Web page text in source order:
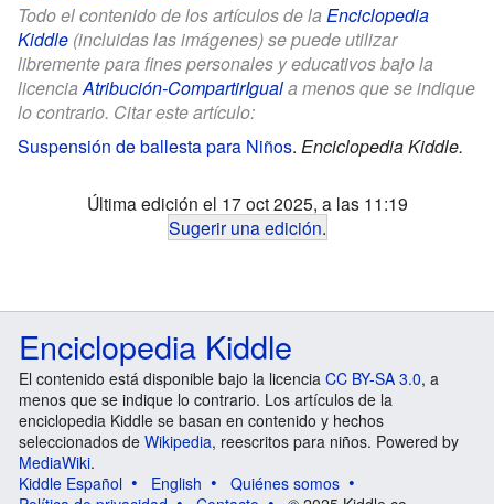
Todo el contenido de los artículos de la Enciclopedia
Kiddle (incluidas las imágenes) se puede utilizar
libremente para fines personales y educativos bajo la
licenciaAtribución-CompartirIguala menos que se indique
lo contrario. Citar este artículo:
Suspensión de ballesta para Niños. Enciclopedia Kiddle.
Última edición el 17 oct 2025, a las 11:19
Sugerir una edición.
Enciclopedia Kiddle
El contenido está disponible bajo la licencia CC BY-SA 3.0, a
menos que se indique lo contrario. Los artículos de la
enciclopedia Kiddle se basan en contenido y hechos
seleccionados de Wikipedia, reescritos para niños. Powered by
MediaWiki.
Kiddle Español
English
Quiénes somos